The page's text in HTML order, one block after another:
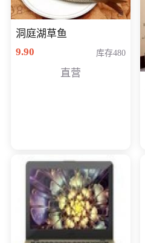
洞庭湖草鱼
9.90
库存480
直营